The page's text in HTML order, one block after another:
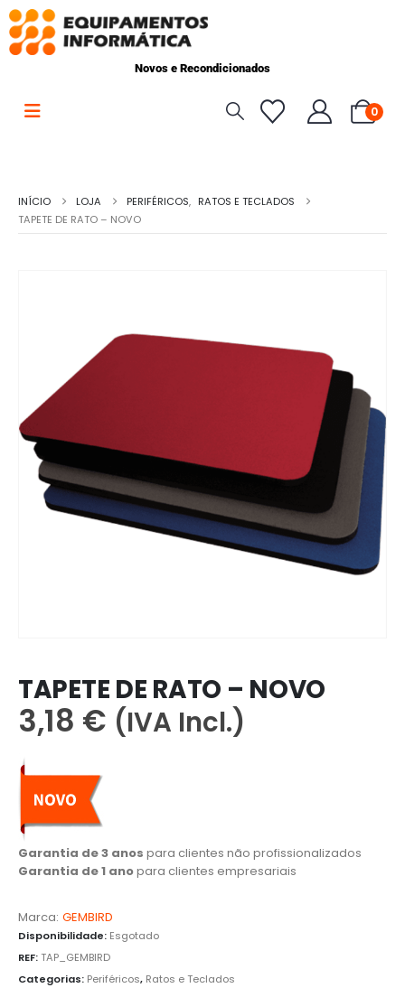
Novos e Recondicionados
0
INÍCIO LOJA PERIFÉRICOS, RATOS E TECLADOS
TAPETE DE RATO – NOVO
TAPETE DE RATO – NOVO
3,18 € (IVA Incl.)
Garantia de 3 anos para clientes não profissionalizados
Garantia de 1 anopara clientes empresariais
Marca: GEMBIRD
Disponibilidade: Esgotado
REF:TAP_GEMBIRD
Categorias: Periféricos, Ratos e Teclados